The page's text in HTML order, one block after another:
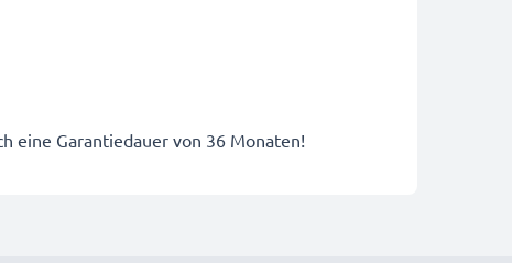
eine Garantiedauer von 36 Monaten!